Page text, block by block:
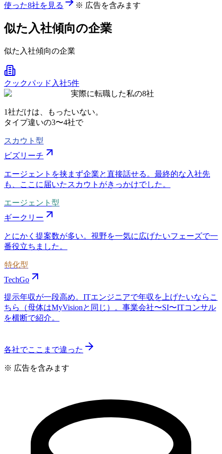
使った8社を見る ※ 広告を含みます
似た入社傾向の企業
似た入社傾向の企業
クックパッド 入社5件
実際に転職した私の8社
1社だけは、もったいない。
タイプ違いの3〜4社で
スカウト型
ビズリーチ
エージェントを挟まず企業と直接話せる。最終的な入社先
も、ここに届いたスカウトがきっかけでした。
エージェント型
ギークリー
とにかく提案数が多い。視野を一気に広げたいフェーズで一
番役立ちました。
特化型
TechGo
提示年収が一段高め。ITエンジニアで年収を上げたいならこ
ちら（母体はMyVisionと同じ）。事業会社〜SI〜ITコンサル
を横断で紹介。
各社でここまで違った
※ 広告を含みます